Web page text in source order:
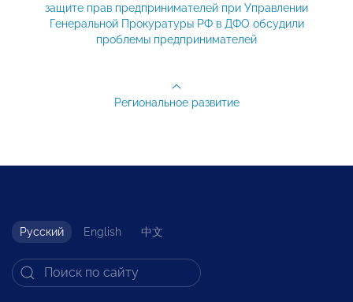
защите прав предпринимателей при Управлении
Генеральной Прокуратуры РФ в ДФО обсудили
проблемы предпринимателей
Региональное развитие
Русский English 中文